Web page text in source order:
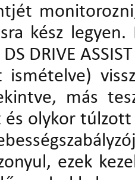
kész
DRIVE
ismételve)
más
és olykor
ezek